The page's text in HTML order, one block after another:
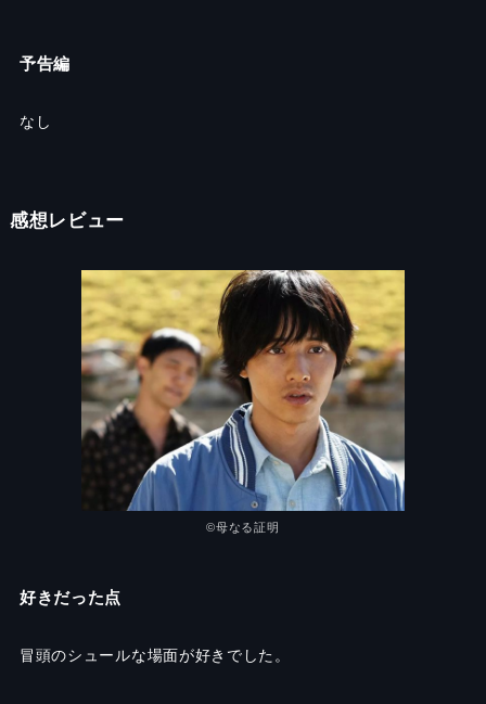
予告編
なし
感想レビュー
©️母なる証明
好きだった点
冒頭のシュールな場面が好きでした。